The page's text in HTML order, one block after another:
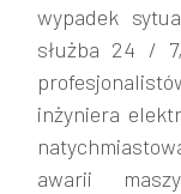
wypadek
służba 24 /
inżyniera
awarii